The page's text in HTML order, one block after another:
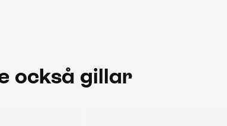
också gillar